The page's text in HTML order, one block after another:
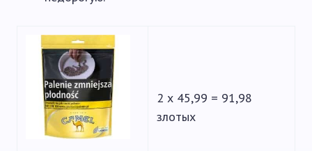
2 х 45,99 = 91,98
злотых